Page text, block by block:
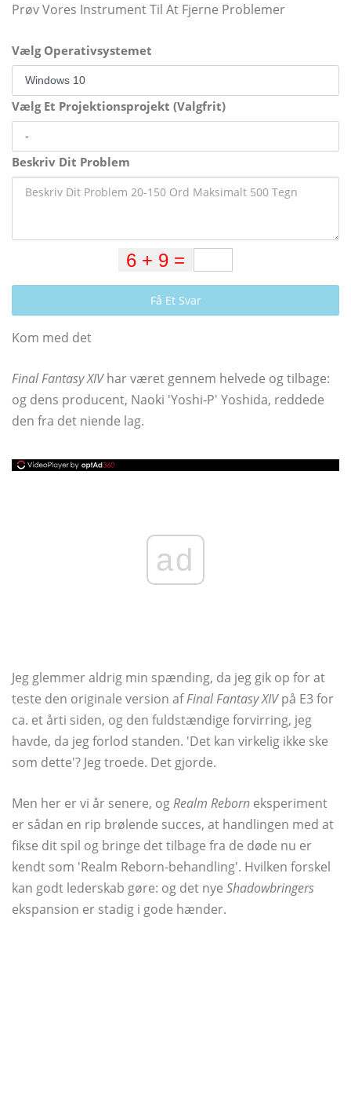
Prøv Vores Instrument Til At Fjerne Problemer
Vælg Operativsystemet
Vælg Et Projektionsprojekt (Valgfrit)
Beskriv Dit Problem
Få Et Svar
Kom med det
Final Fantasy XIVhar været gennem helvede og tilbage:
og dens producent, Naoki 'Yoshi-P' Yoshida, reddede
den fra det niende lag.
ad
Jeg glemmer aldrig min spænding, da jeg gik op for at
teste den originale version afFinal Fantasy XIVpå E3 for
ca. et årti siden, og den fuldstændige forvirring, jeg
havde, da jeg forlod standen. 'Det kan virkelig ikke ske
som dette'? Jeg troede. Det gjorde.
Men her er vi år senere, ogRealm Reborn eksperiment
er sådan en rip brølende succes, at handlingen med at
fikse dit spil og bringe det tilbage fra de døde nu er
kendt som 'Realm Reborn-behandling'. Hvilken forskel
kan godt lederskab gøre: og det nye Shadowbringers
ekspansion er stadig i gode hænder.